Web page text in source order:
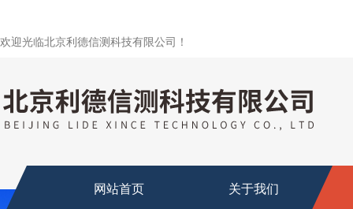
欢迎光临北京利德信测科技有限公司！
网站首页 关于我们